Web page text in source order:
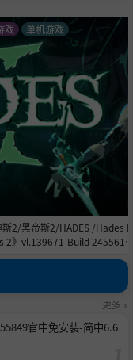
斯2/黑帝斯2/HADES /Hades
2》vl.139671-Build
中免安装-简中|容量11.0GB
戏 单机游戏
更多 »
官中免安装-简中6.6